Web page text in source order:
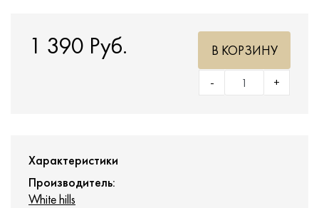
1 390 Руб.
+
-
В КОРЗИНУ
Характеристики
Производитель:
White hills